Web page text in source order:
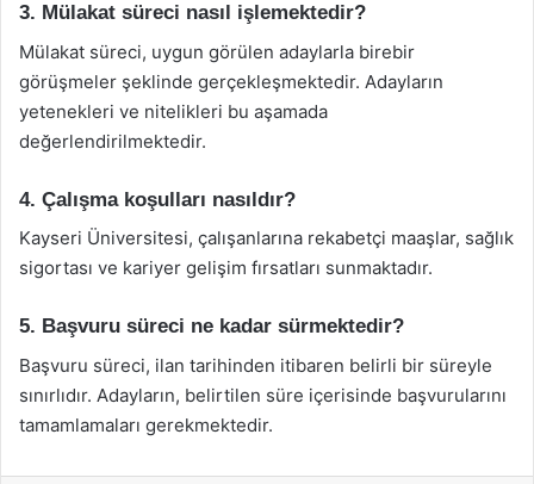
3. Mülakat süreci nasıl işlemektedir?
Mülakat süreci, uygun görülen adaylarla birebir
görüşmeler şeklinde gerçekleşmektedir. Adayların
yetenekleri ve nitelikleri bu aşamada
değerlendirilmektedir.
4. Çalışma koşulları nasıldır?
Kayseri Üniversitesi, çalışanlarına rekabetçi maaşlar, sağlık
sigortası ve kariyer gelişim fırsatları sunmaktadır.
5. Başvuru süreci ne kadar sürmektedir?
Başvuru süreci, ilan tarihinden itibaren belirli bir süreyle
sınırlıdır. Adayların, belirtilen süre içerisinde başvurularını
tamamlamaları gerekmektedir.